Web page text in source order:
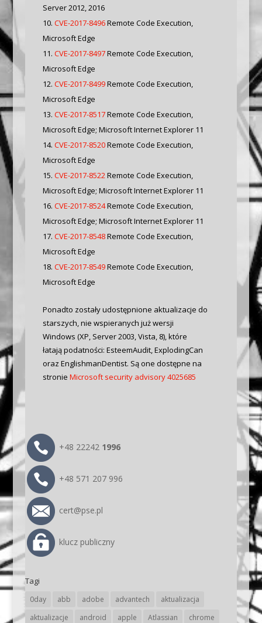
Server 2012, 2016
CVE-2017-8496Remote Code Execution,
Microsoft Edge
CVE-2017-8497Remote Code Execution,
Microsoft Edge
CVE-2017-8499Remote Code Execution,
Microsoft Edge
CVE-2017-8517Remote Code Execution,
Microsoft Edge; Microsoft Internet Explorer 11
CVE-2017-8520Remote Code Execution,
Microsoft Edge
CVE-2017-8522Remote Code Execution,
Microsoft Edge; Microsoft Internet Explorer 11
CVE-2017-8524Remote Code Execution,
Microsoft Edge; Microsoft Internet Explorer 11
CVE-2017-8548Remote Code Execution,
Microsoft Edge
CVE-2017-8549Remote Code Execution,
Microsoft Edge
Ponadto zostały udostępnione aktualizacje do
starszych, nie wspieranych już wersji
Windows (XP, Server 2003, Vista, 8), które
łatają podatności: EsteemAudit, ExplodingCan
oraz EnglishmanDentist. Są one dostępne na
stronie Microsoft security advisory 4025685
+48 22242 1996
+48 571 207 996
cert@pse.pl
klucz publiczny
Tagi
0day abb adobe advantech
aktualizacja
aktualizacje
android apple Atlassian
chrome